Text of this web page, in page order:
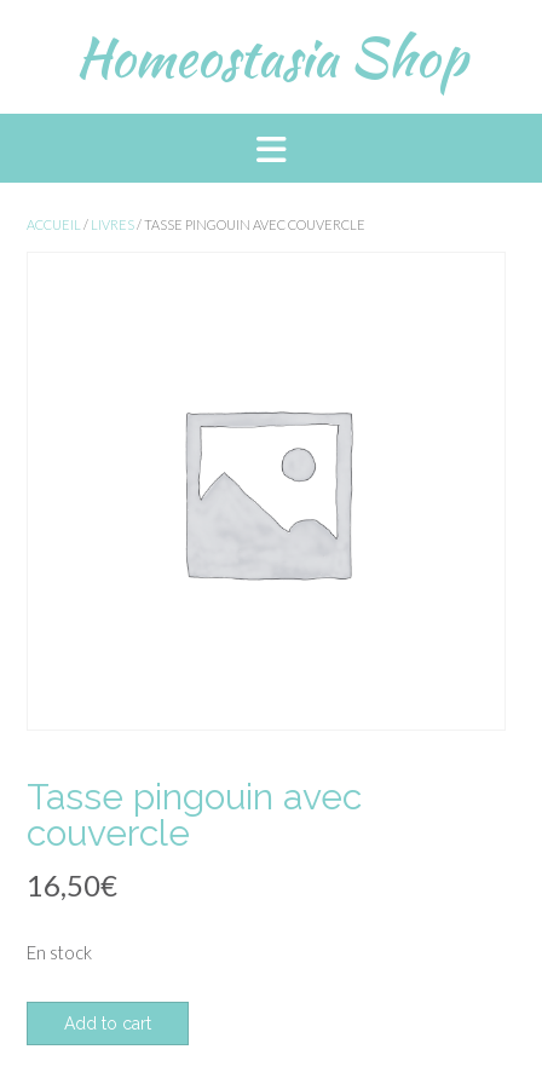
Homeostasia Shop
ACCUEIL / LIVRES/ TASSE PINGOUIN AVEC COUVERCLE
Tasse pingouin avec
couvercle
16,50€
En stock
quantité
de
Add to cart